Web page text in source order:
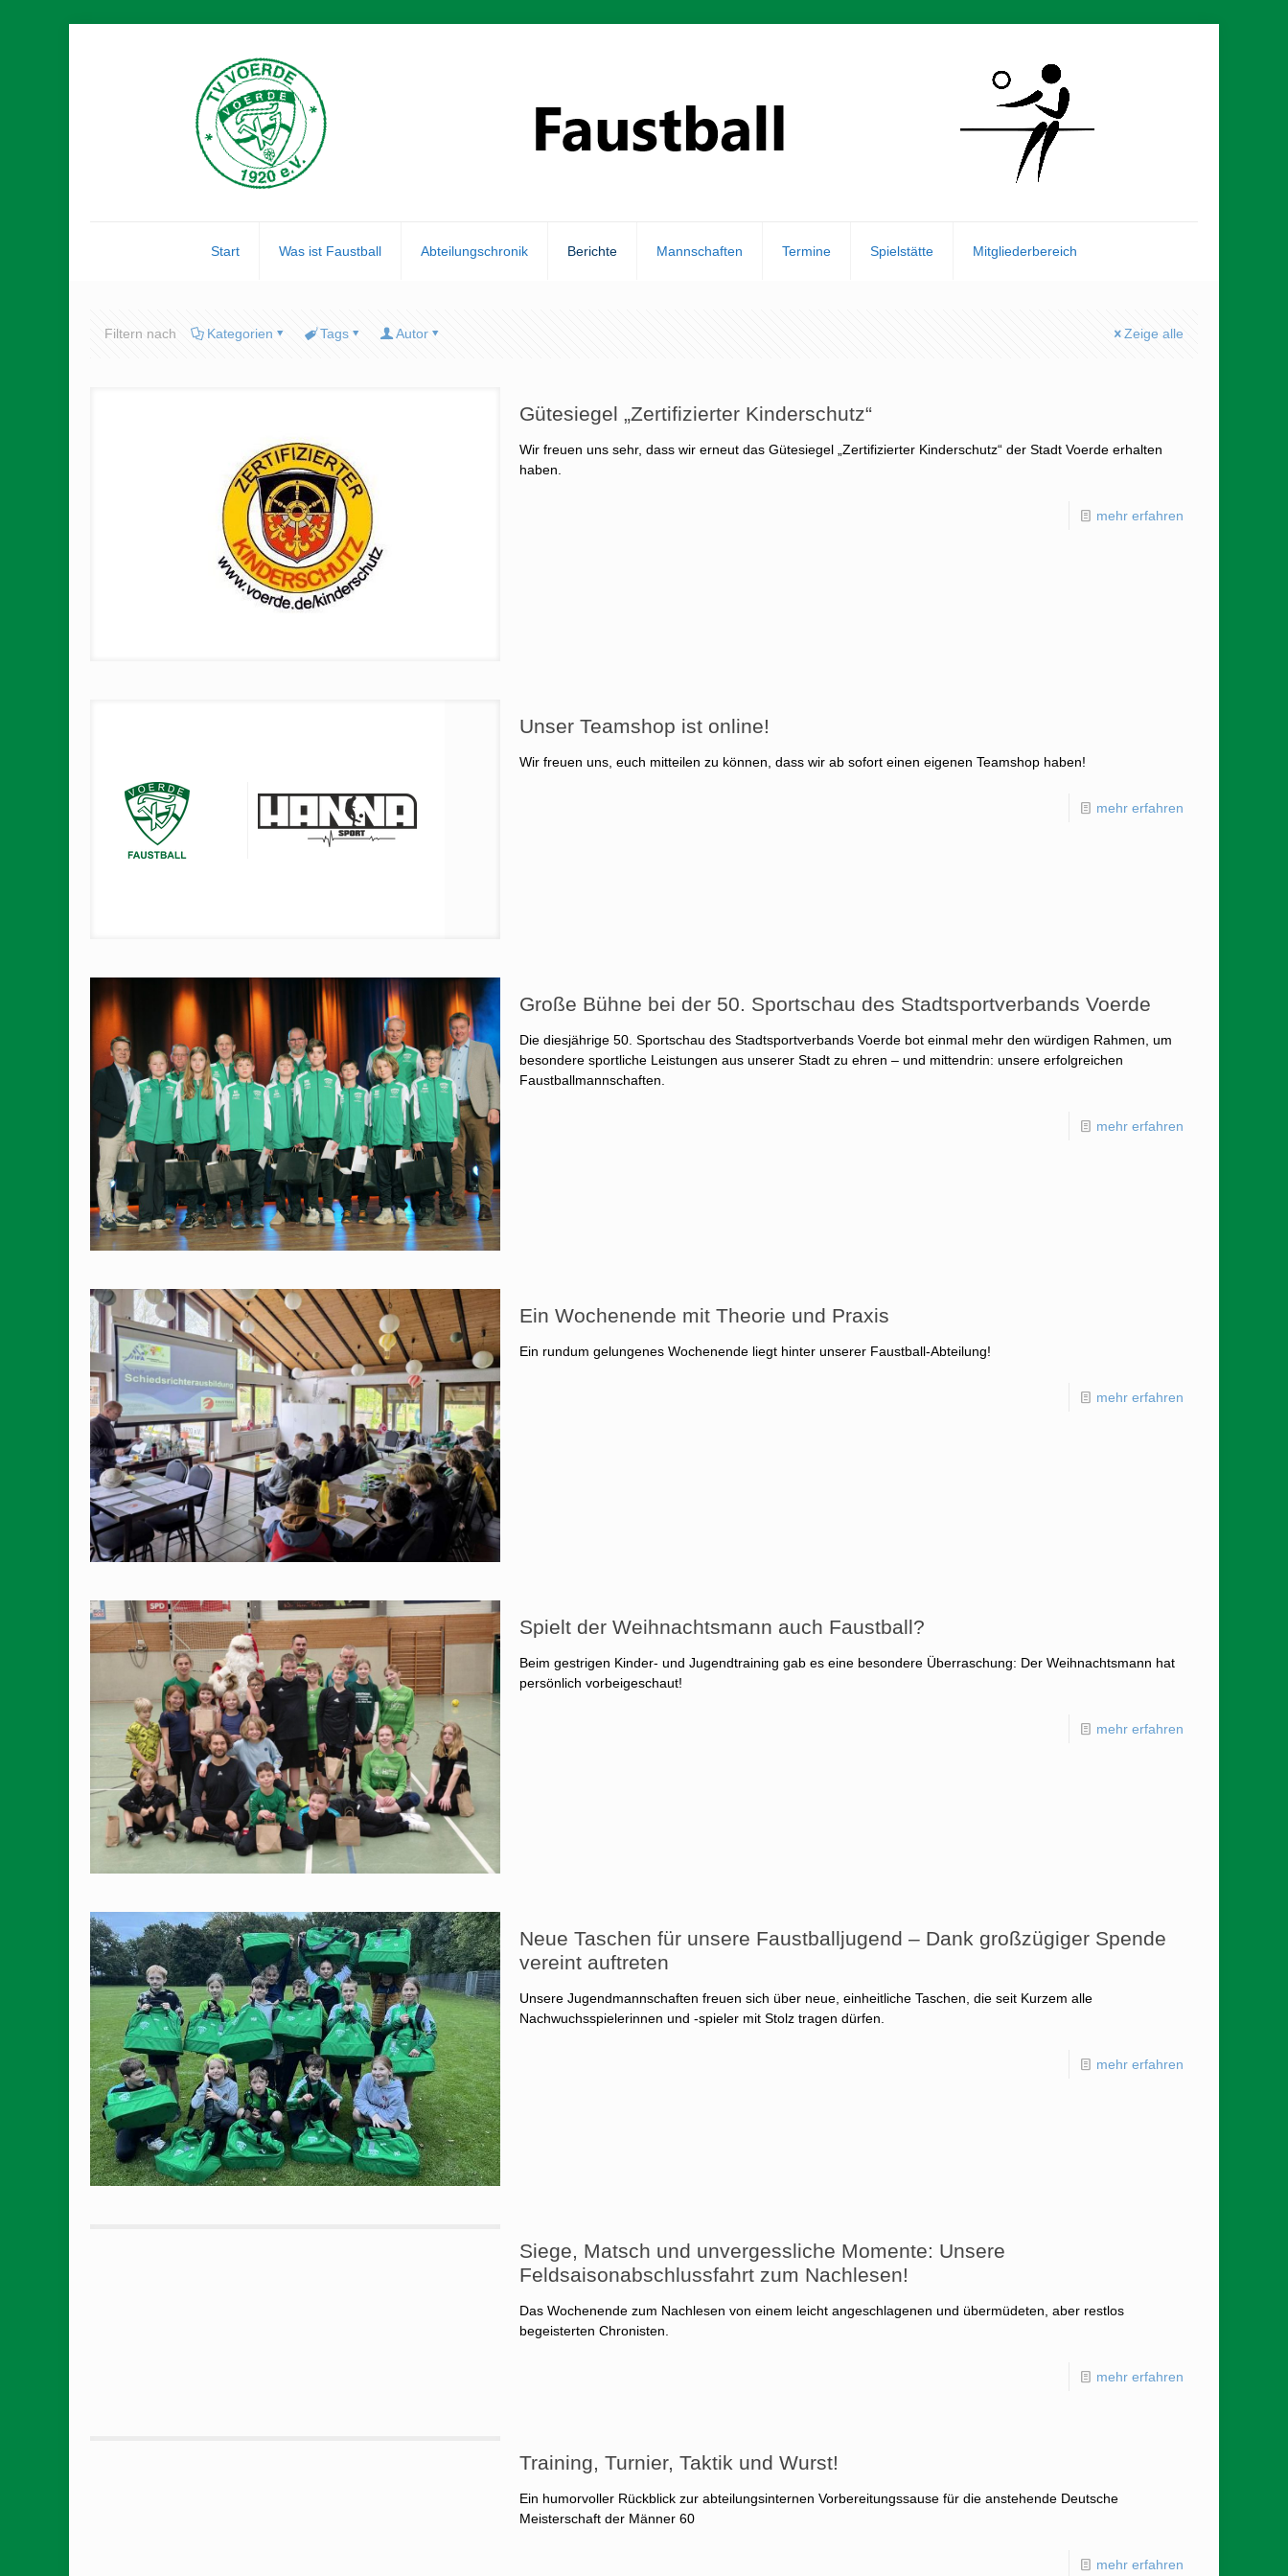
Start Was ist Faustball Abteilungschronik Berichte Mannschaften Termine Spielstätte Mitgliederbereich
Filtern nach Kategorien Tags Autor Zeige alle
Gütesiegel „Zertifizierter Kinderschutz“
Wir freuen uns sehr, dass wir erneut das Gütesiegel „Zertifizierter Kinderschutz“ der Stadt Voerde erhalten
haben.
mehr erfahren
Unser Teamshop ist online!
Wir freuen uns, euch mitteilen zu können, dass wir ab sofort einen eigenen Teamshop haben!
mehr erfahren
Große Bühne bei der 50. Sportschau des Stadtsportverbands Voerde
Die diesjährige 50. Sportschau des Stadtsportverbands Voerde bot einmal mehr den würdigen Rahmen, um
besondere sportliche Leistungen aus unserer Stadt zu ehren – und mittendrin: unsere erfolgreichen
Faustballmannschaften.
mehr erfahren
Ein Wochenende mit Theorie und Praxis
Ein rundum gelungenes Wochenende liegt hinter unserer Faustball-Abteilung!
mehr erfahren
Spielt der Weihnachtsmann auch Faustball?
Beim gestrigen Kinder- und Jugendtraining gab es eine besondere Überraschung: Der Weihnachtsmann hat
persönlich vorbeigeschaut!
mehr erfahren
Neue Taschen für unsere Faustballjugend – Dank großzügiger Spende
vereint auftreten
Unsere Jugendmannschaften freuen sich über neue, einheitliche Taschen, die seit Kurzem alle
Nachwuchsspielerinnen und -spieler mit Stolz tragen dürfen.
mehr erfahren
Siege, Matsch und unvergessliche Momente: Unsere
Feldsaisonabschlussfahrt zum Nachlesen!
Das Wochenende zum Nachlesen von einem leicht angeschlagenen und übermüdeten, aber restlos
begeisterten Chronisten.
mehr erfahren
Training, Turnier, Taktik und Wurst!
Ein humorvoller Rückblick zur abteilungsinternen Vorbereitungssause für die anstehende Deutsche
Meisterschaft der Männer 60
mehr erfahren